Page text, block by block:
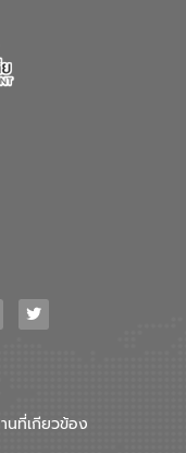
กับประสบการณ์และ
ข่ายน้ำครบวงจรในพื้นที่ EEC
ร์ เพื่อร่วมกันศึกษา
ปรับปรุงคุณภาพน้ำ (Water
นารูปแบบการดำเนินงาน
จากการขยายตัวของ
ารน้ำเสีย กล่าวถึงภารกิจ
ารพัฒนาเมืองอย่างยั่งยืน
นทร์ อุดล กรรมการผู้อำนวย
ษฐกิจและสิ่งแวดล้อมได้อย่าง
นที่เกียวข้อง